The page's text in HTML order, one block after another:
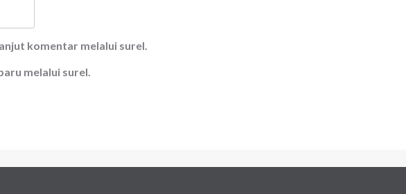
komentar melalui surel.
melalui surel.